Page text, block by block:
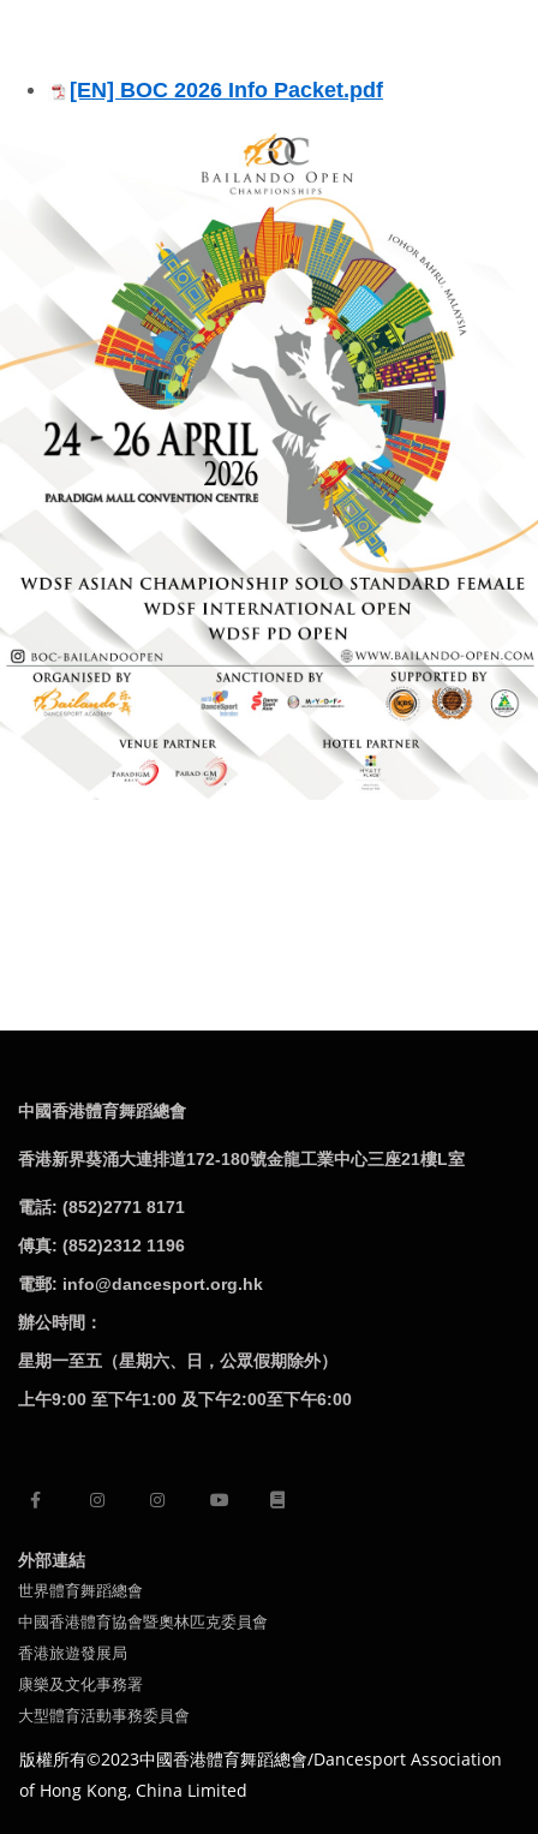
[EN] BOC 2026 Info Packet.pdf
中國香港體育舞蹈總會
香港新界葵涌大連排道172-180號金龍工業中心三座21樓L室
電話: (852)2771 8171
傅真: (852)2312 1196
電郵: info@dancesport.org.hk
辦公時間：
星期一至五（星期六、日，公眾假期除外）
上午9:00 至下午1:00 及下午2:00至下午6:00
外部連結
世界體育舞蹈總會
中國香港體育協會暨奧林匹克委員會
香港旅遊發展局
康樂及文化事務署
大型體育活動事務委員會
版權所有©2023中國香港體育舞蹈總會/Dancesport Association
of Hong Kong, China Limited